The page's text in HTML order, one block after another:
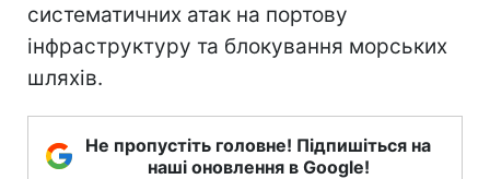
систематичних атак на портову
інфраструктуру та блокування морських
шляхів.
Не пропустіть головне! Підпишіться на
наші оновлення в Google!